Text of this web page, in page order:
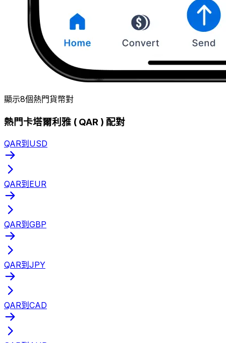
顯示8個熱門貨幣對
熱門卡塔爾利雅 ( QAR ) 配對
QAR到USD
QAR到EUR
QAR到GBP
QAR到JPY
QAR到CAD